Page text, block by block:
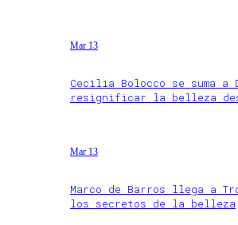
Mar 13
Cecilia Bolocco se suma a
resignificar la belleza
Mar 13
Marco de Barros llega a
los secretos de la belleza